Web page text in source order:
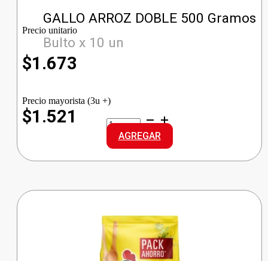
GALLO ARROZ DOBLE 500 Gramos
Bulto x 10 un
Precio unitario
$1.673
Precio mayorista (3u +)
$1.521
GALLO
ARROZ
DOBLE
cantidad
AGREGAR